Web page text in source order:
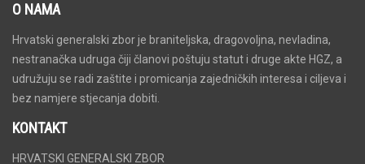
O NAMA
Hrvatski generalski zbor je braniteljska, dragovoljna, nevladina,
nestranačka udruga čiji članovi poštuju statut i druge akte HGZ, a
udružuju se radi zaštite i promicanja zajedničkih interesa i ciljeva i
bez namjere stjecanja dobiti.
KONTAKT
HRVATSKI GENERALSKI ZBOR